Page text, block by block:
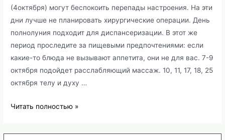
(4октября) могут беспокоить перепады настроения. На эти
дни лучше не планировать хирургические операции. День
полнолуния подходит для диспансеризации. В этот же
период проследите за пищевыми предпочтениями: если
какие-то блюда не вызывают аппетита, они не для вас. 7-9
октября подойдет расслабляющий массаж. 10, 11, 17, 18, 25
октября телу и духу …
Лунный
Читать полностью »